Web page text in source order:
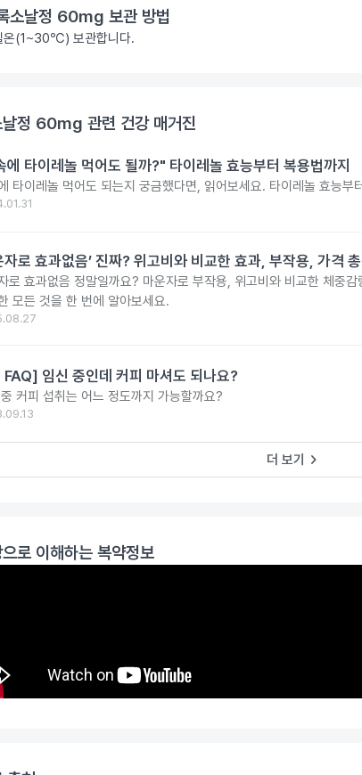
소날정 60mg 보관 방법
온(1~30℃) 보관합니다.
날정 60mg 관련 건강 매거진
에 타이레놀 먹어도 될까?" 타이레놀 효능부터 복용법까지
타이레놀 먹어도 되는지 궁금했다면, 읽어보세요. 타이레놀 효능부
자로 효과없음’ 진짜? 위고비와 비교한 효과, 부작용, 가격 총
로 효과없음 정말일까요? 마운자로 부작용, 위고비와 비교한 체중감
모든 것을 한 번에 알아보세요.
FAQ] 임신 중인데 커피 마셔도 되나요?
커피 섭취는 어느 정도까지 가능할까요?
더 보기 keyboard_arrow_right
로 이해하는 복약정보